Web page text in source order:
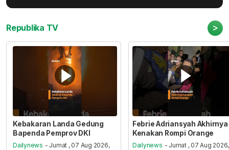
Republika TV >
Kebakaran Landa Gedung
Bapenda Pemprov DKI
Dailynews - Jumat , 07 Aug 2026,
Febrie Adriansyah Akhirnya
Kenakan Rompi Orange
Dailynews - Jumat , 07 Aug 2026,